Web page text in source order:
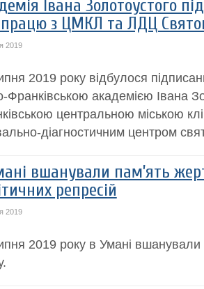
Івана Золотоустого
з ЦМКЛ та ЛДЦ
2019
2019 року відбулося
Франківською академією Івана
центральною міською
діагностичним центром
вшанували пам’ять
репресій
2019
2019 року в Умані вшанували